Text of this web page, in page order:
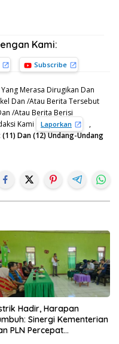
Kami:
Subscribe
Merasa Dirugikan Dan
Dan /Atau Berita Tersebut
/Atau Berita Berisi
Kami
Laporkan
,
(11) Dan (12) Undang-Undang
Hadir, Harapan
Sinergi Kementerian
PLN Percepat